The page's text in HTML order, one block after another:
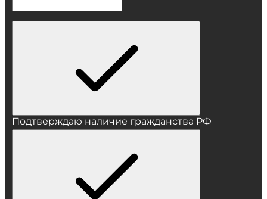
Подтверждаю наличие гражданства РФ